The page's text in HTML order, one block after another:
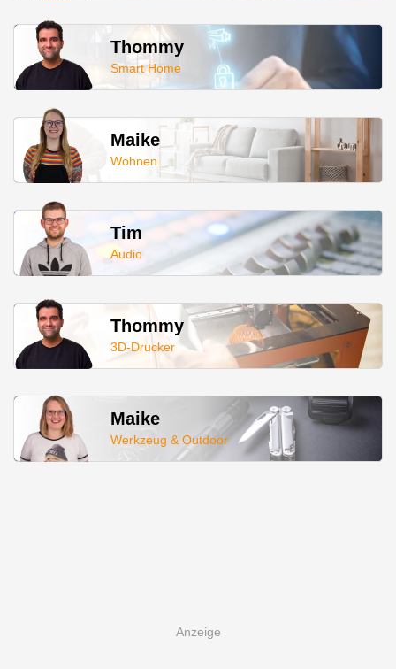
Thommy
Smart Home
Maike
Wohnen
Tim
Audio
Thommy
3D-Drucker
Maike
Werkzeug & Outdoor